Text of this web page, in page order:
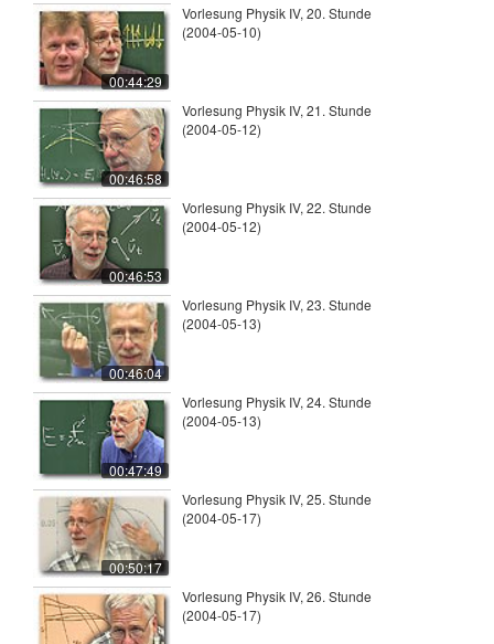
00:44:29
Vorlesung Physik IV, 20. Stunde
(2004-05-10)
00:46:58
Vorlesung Physik IV, 21. Stunde
(2004-05-12)
00:46:53
Vorlesung Physik IV, 22. Stunde
(2004-05-12)
00:46:04
Vorlesung Physik IV, 23. Stunde
(2004-05-13)
00:47:49
Vorlesung Physik IV, 24. Stunde
(2004-05-13)
00:50:17
Vorlesung Physik IV, 25. Stunde
(2004-05-17)
Vorlesung Physik IV, 26. Stunde
(2004-05-17)